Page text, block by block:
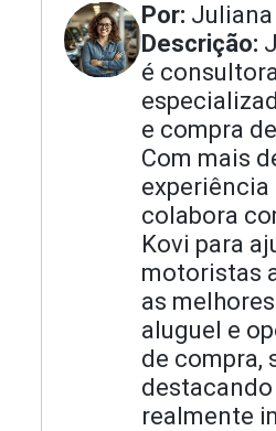
Por:
Descrição:
é
e compra
Com mais
experiência
colabora
Kovi para
motoristas
as
aluguel e
de compra,
destacando
realmente